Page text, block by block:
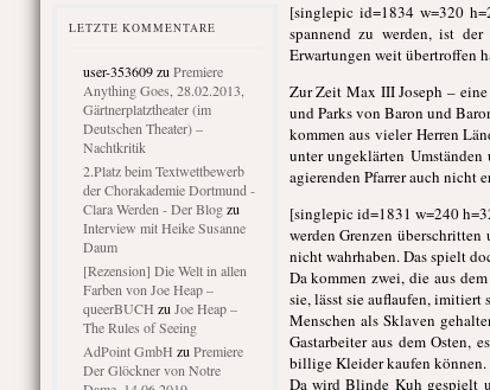
LETZTE KOMMENTARE
user-353609zu Premiere
Anything Goes, 28.02.2013,
Gärtnerplatztheater (im
Deutschen Theater) –
Nachtkritik
2.Platz beim Textwettbewerb
der Chorakademie Dortmund -
Clara Werden - Der Blogzu
Interview mit Heike Susanne
Daum
[Rezension] Die Welt in allen
Farben von Joe Heap –
queerBUCH zu Joe Heap –
The Rules of Seeing
AdPoint GmbH zu Premiere
Der Glöckner von Notre
[singlepic id=1834 w=320
spannend zu werden, ist
Erwartungen weit übertroffen
Zur Zeit Max III Joseph –
und Parks von Baron und
kommen aus vieler Herren
unter ungeklärten
agierenden Pfarrer auch nicht
[singlepic id=1831 w=240
werden Grenzen
nicht wahrhaben. Das spielt
Da kommen zwei, die aus
sie, lässt sie auflaufen, imitiert
Menschen als Sklaven
Gastarbeiter aus dem Osten,
billige Kleider kaufen können.
Da wird Blinde Kuh gespielt